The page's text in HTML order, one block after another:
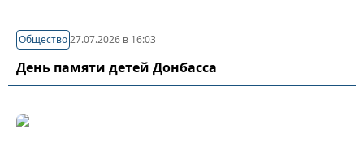
Общество27.07.2026 в 16:03
День памяти детей Донбасса